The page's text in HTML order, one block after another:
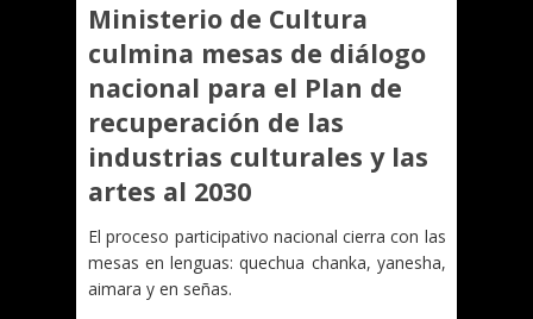
Ministerio de Cultura
culmina mesas de diálogo
nacional para el Plan de
recuperación de las
industrias culturales y las
artes al 2030
El proceso participativo nacional cierra con las
mesas en lenguas: quechua chanka, yanesha,
aimara y en señas.